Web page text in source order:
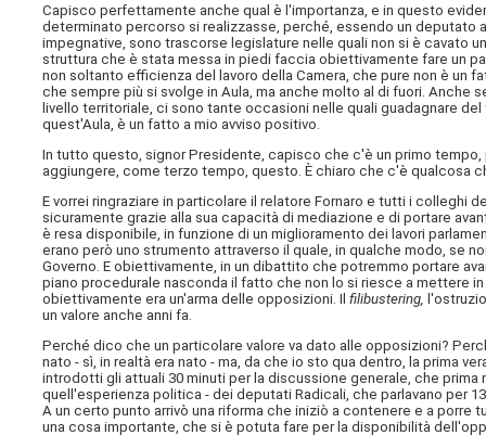
Capisco perfettamente anche qual è l'importanza, e in questo
determinato percorso si realizzasse, perché, essendo un deputato
impegnative, sono trascorse legislature nelle quali non si è cavato
struttura che è stata messa in piedi faccia obiettivamente fare un
non soltanto efficienza del lavoro della Camera, che pure non è un
che sempre più si svolge in Aula, ma anche molto al di fuori. Anche
livello territoriale, ci sono tante occasioni nelle quali guadagnare
quest'Aula, è un fatto a mio avviso positivo.
In tutto questo, signor Presidente, capisco che c'è un primo
aggiungere, come terzo tempo, questo. È chiaro che c'è qualcosa
E vorrei ringraziare in particolare il relatore Fornaro e tutti i
sicuramente grazie alla sua capacità di mediazione e di portare
è resa disponibile, in funzione di un miglioramento dei lavori
erano però uno strumento attraverso il quale, in qualche modo, se
Governo. E obiettivamente, in un dibattito che potremmo portare
piano procedurale nasconda il fatto che non lo si riesce a mettere
obiettivamente era un'arma delle opposizioni. Ilfilibustering,
un valore anche anni fa.
Perché dico che un particolare valore va dato alle opposizioni?
nato - sì, in realtà era nato - ma, da che io sto qua dentro, la prima
introdotti gli attuali 30 minuti per la discussione generale, che
quell'esperienza politica - dei deputati Radicali, che parlavano per
A un certo punto arrivò una riforma che iniziò a contenere e a porre
una cosa importante, che si è potuta fare per la disponibilità